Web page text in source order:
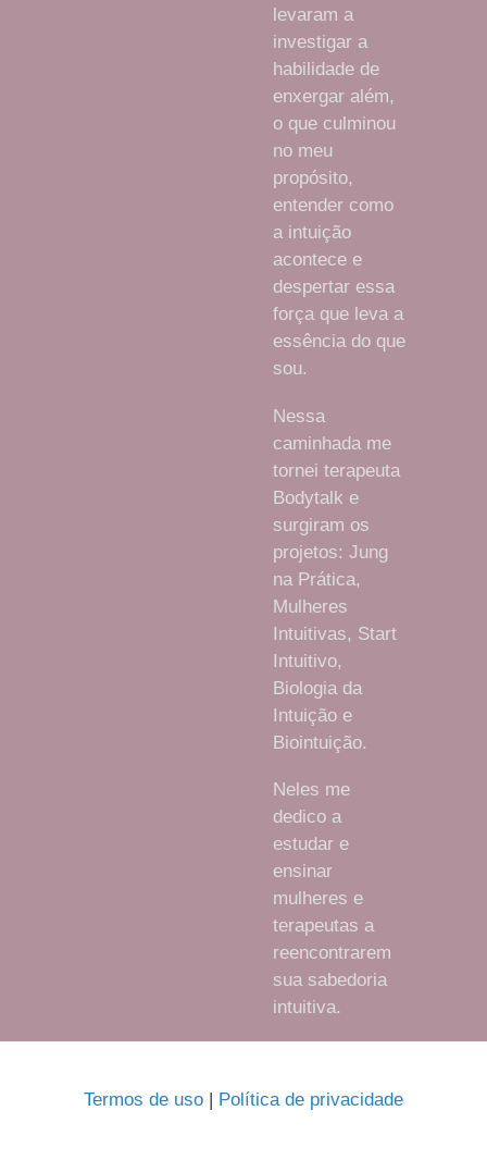
levaram a
investigar a
habilidade de
enxergar além,
o que culminou
no meu
propósito,
entender como
a intuição
acontece e
despertar essa
força que leva a
essência do que
sou.
Nessa
caminhada me
tornei terapeuta
Bodytalk e
surgiram os
projetos: Jung
na Prática,
Mulheres
Intuitivas, Start
Intuitivo,
Biologia da
Intuição e
Biointuição.
Neles me
dedico a
estudar e
ensinar
mulheres e
terapeutas a
reencontrarem
sua sabedoria
intuitiva.
Termos de uso | Política de privacidade